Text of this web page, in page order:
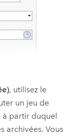
, utilisez le
un jeu de
à partir duquel
archivées. Vous